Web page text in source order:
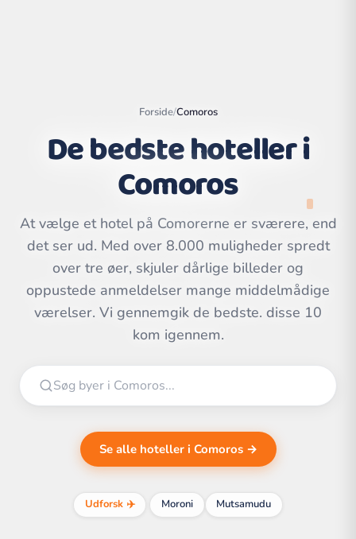
OpenStreetMap
contributors | ©
Forside/Comoros
De bedste hoteller i
Comoros
At vælge et hotel på Comorerne er sværere, end
det ser ud. Med over 8.000 muligheder spredt
over tre øer, skjuler dårlige billeder og
oppustede anmeldelser mange middelmådige
værelser. Vi gennemgik de bedste. disse 10
kom igennem.
Se alle hoteller i Comoros →
Udforsk ✈️ Moroni Mutsamudu